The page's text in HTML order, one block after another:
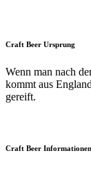
Craft Beer Ursprung
Wenn man nach
kommt aus
gereift.
Craft Beer